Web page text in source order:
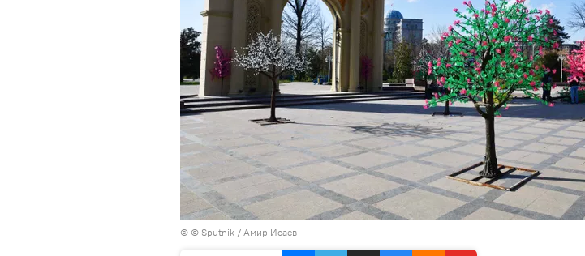
© © Sputnik / Амир Исаев